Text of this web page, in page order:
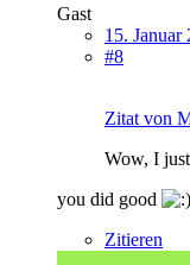
Gast
15. Januar
#8
Zitat von
Wow, I
you did good
Zitieren